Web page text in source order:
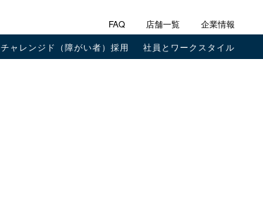
FAQ 店舗一覧
企業情報
チャレンジド（障がい者）採用 社員とワークスタイル